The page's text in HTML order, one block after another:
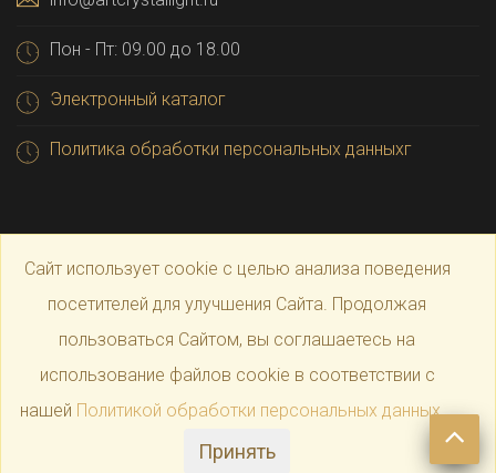
Пон - Пт: 09.00 до 18.00
Электронный каталог
Политика обработки персональных данныхг
Crystal Light
Сайт использует cookie с целью анализа поведения
посетителей для улучшения Сайта. Продолжая
пользоваться Сайтом, вы соглашаетесь на
использование файлов cookie в соответствии с
нашей Политикой обработки персональных данных.
Принять